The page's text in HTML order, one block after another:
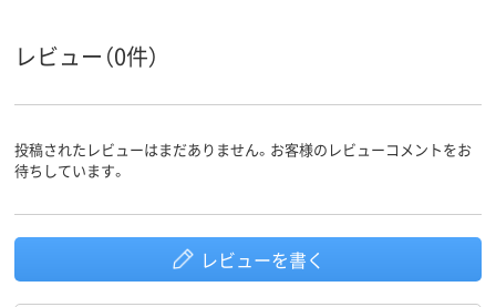
レビュー（0件）
投稿されたレビューはまだありません。お客様のレビューコメントをお
待ちしています。
レビューを書く